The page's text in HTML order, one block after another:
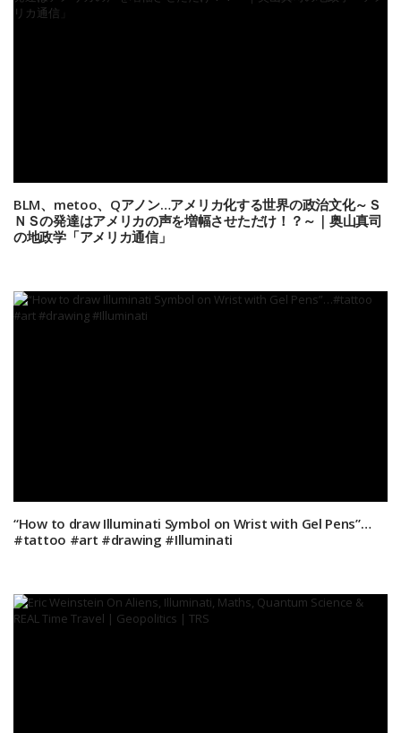
BLM、metoo、Qアノン…アメリカ化する世界の政治文化～Ｓ
ＮＳの発達はアメリカの声を増幅させただけ！？～｜奥山真司
の地政学「アメリカ通信」
“How to draw Illuminati Symbol on Wrist with Gel Pens”…
#tattoo #art #drawing #Illuminati